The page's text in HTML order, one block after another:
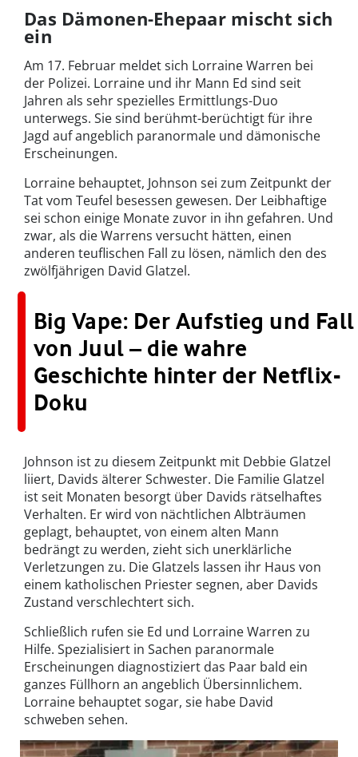
Das Dämonen-Ehepaar mischt sich
ein
Am 17. Februar meldet sich Lorraine Warren bei
der Polizei. Lorraine und ihr Mann Ed sind seit
Jahren als sehr spezielles Ermittlungs-Duo
unterwegs. Sie sind berühmt-berüchtigt für ihre
Jagd auf angeblich paranormale und dämonische
Erscheinungen.
Lorraine behauptet, Johnson sei zum Zeitpunkt der
Tat vom Teufel besessen gewesen. Der Leibhaftige
sei schon einige Monate zuvor in ihn gefahren. Und
zwar, als die Warrens versucht hätten, einen
anderen teuflischen Fall zu lösen, nämlich den des
zwölfjährigen David Glatzel.
Big Vape: Der Aufstieg und Fall
von Juul – die wahre
Geschichte hinter der Netflix-
Doku
Johnson ist zu diesem Zeitpunkt mit Debbie Glatzel
liiert, Davids älterer Schwester. Die Familie Glatzel
ist seit Monaten besorgt über Davids rätselhaftes
Verhalten. Er wird von nächtlichen Albträumen
geplagt, behauptet, von einem alten Mann
bedrängt zu werden, zieht sich unerklärliche
Verletzungen zu. Die Glatzels lassen ihr Haus von
einem katholischen Priester segnen, aber Davids
Zustand verschlechtert sich.
Schließlich rufen sie Ed und Lorraine Warren zu
Hilfe. Spezialisiert in Sachen paranormale
Erscheinungen diagnostiziert das Paar bald ein
ganzes Füllhorn an angeblich Übersinnlichem.
Lorraine behauptet sogar, sie habe David
schweben sehen.